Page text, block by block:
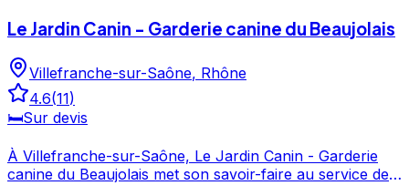
Le Jardin Canin - Garderie canine du Beaujolais
Villefranche-sur-Saône, Rhône
4.6(11)
🛏️Sur devis
À Villefranche-sur-Saône, Le Jardin Canin - Garderie
canine du Beaujolais met son savoir-faire au service de